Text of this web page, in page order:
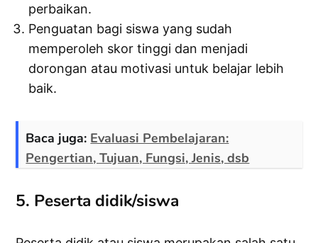
perbaikan.
Penguatan bagi siswa yang sudah
memperoleh skor tinggi dan menjadi
dorongan atau motivasi untuk belajar lebih
baik.
Baca juga: Evaluasi Pembelajaran:
Pengertian, Tujuan, Fungsi, Jenis, dsb
5. Peserta didik/siswa